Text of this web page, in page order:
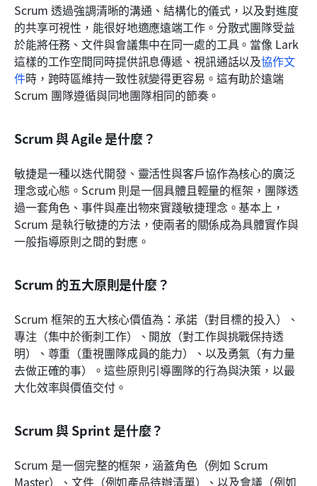
Scrum 透過強調清晰的溝通、結構化的儀式，以及對進度
的共享可視性，能很好地適應遠端工作。分散式團隊受益
於能將任務、文件與會議集中在同一處的工具。當像 Lark
這樣的工作空間同時提供訊息傳遞、視訊通話以及協作文
件時，跨時區維持一致性就變得更容易。這有助於遠端
Scrum 團隊遵循與同地團隊相同的節奏。
Scrum 與 Agile 是什麼？
敏捷是一種以迭代開發、靈活性與客戶協作為核心的廣泛
理念或心態。Scrum 則是一個具體且輕量的框架，團隊透
過一套角色、事件與產出物來實踐敏捷理念。基本上，
Scrum 是執行敏捷的方法，使兩者的關係成為具體實作與
一般指導原則之間的對應。
Scrum 的五大原則是什麼？
Scrum 框架的五大核心價值為：承諾（對目標的投入）、
專注（集中於衝刺工作）、開放（對工作與挑戰保持透
明）、尊重（重視團隊成員的能力）、以及勇氣（有力量
去做正確的事）。這些原則引導團隊的行為與決策，以最
大化效率與價值交付。
Scrum 與 Sprint 是什麼？
Scrum 是一個完整的框架，涵蓋角色（例如 Scrum
Master）、文件（例如產品待辦清單）、以及會議（例如